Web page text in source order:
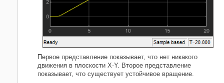
Первое представление показывает, что нет никакого
движения в плоскости X-Y. Второе представление
показывает, что существует устойчивое вращение.